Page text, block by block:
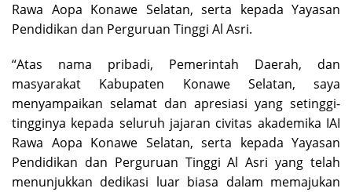
Rawa Aopa Konawe Selatan, serta kepada Yayasan
Pendidikan dan Perguruan Tinggi Al Asri.
“Atas nama pribadi, Pemerintah Daerah, dan
masyarakat Kabupaten Konawe Selatan, saya
menyampaikan selamat dan apresiasi yang setinggi-
tingginya kepada seluruh jajaran civitas akademika IAI
Rawa Aopa Konawe Selatan, serta kepada Yayasan
Pendidikan dan Perguruan Tinggi Al Asri yang telah
menunjukkan dedikasi luar biasa dalam memajukan